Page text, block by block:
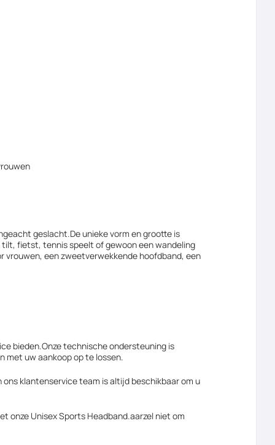
geslacht.De unieke vorm en grootte is
fietst, tennis speelt of gewoon een wandeling
vrouwen, een zweetverwekkende hoofdband, een
bieden.Onze technische ondersteuning is
met uw aankoop op te lossen.
klantenservice team is altijd beschikbaar om u
onze Unisex Sports Headband.aarzel niet om